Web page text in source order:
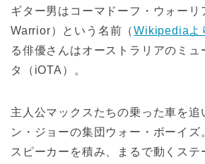
ギター男はコーマドーフ・ウォー
Warrior）という名前（Wikipediaよ
る俳優さんはオーストラリアのミュ
タ（iOTA）。
主人公マックスたちの乗った車を追
ン・ジョーの集団ウォー・ボーイズ
スピーカーを積み、まるで動くステ